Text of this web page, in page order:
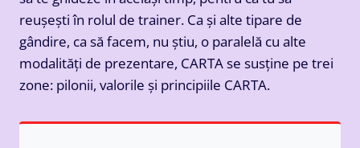
reușești în rolul de trainer. Ca și alte tipare de
gândire, ca să facem, nu știu, o paralelă cu alte
modalități de prezentare, CARTA se susține pe trei
zone: pilonii, valorile și principiile CARTA.